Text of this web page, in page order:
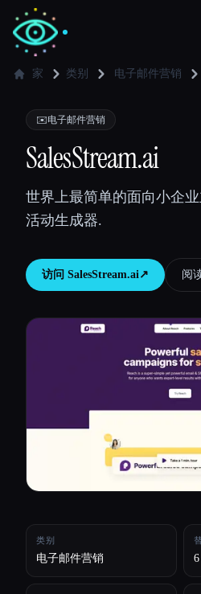
✍️写作者
💻
🎓学生
关于
家 类别 电子邮件营销
✉️电子邮件营销
SalesStream.ai
世界上最简单的面向小企
活动生成器.
访问 SalesStream.ai↗︎ 阅
类别
电子邮件营销